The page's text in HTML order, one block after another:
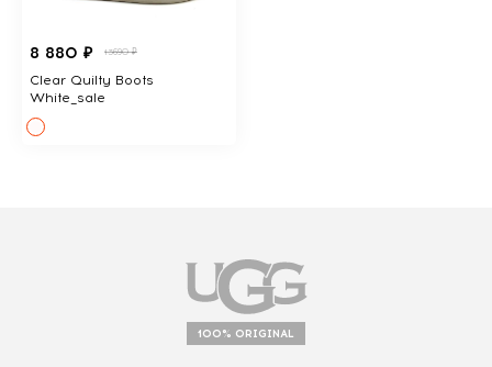
8 880 ₽ 13690 ₽
Clear Quilty Boots
White_sale
100% ORIGINAL